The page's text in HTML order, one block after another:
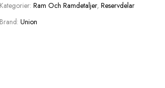
Kategorier: Ram Och Ramdetaljer, Reservdelar
Brand: Union